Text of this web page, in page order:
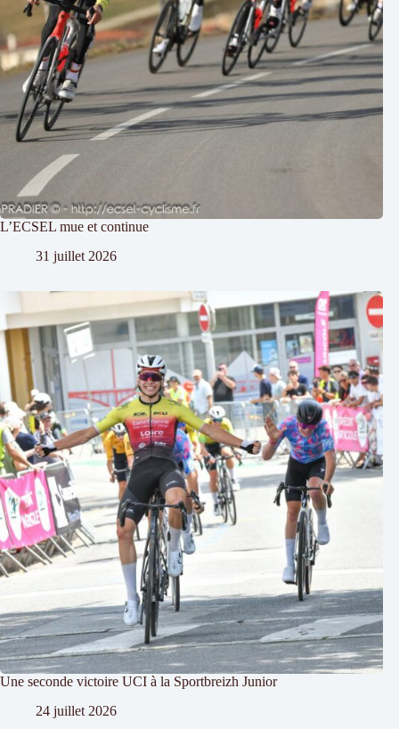
L’ECSEL mue et continue
31 juillet 2026
Une seconde victoire UCI à la Sportbreizh Junior
24 juillet 2026